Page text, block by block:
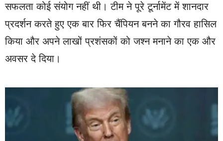
सफलता कोई संयोग नहीं थी। टीम ने पूरे टूर्नामेंट में शानदार
प्रदर्शन करते हुए एक बार फिर चैंपियन बनने का गौरव हासिल
किया और अपने लाखों प्रशंसकों को जश्न मनाने का एक और
अवसर दे दिया।